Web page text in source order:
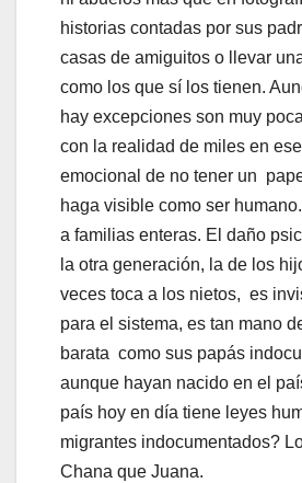
historias contadas por sus
casas de amiguitos o llevar
como los que sí los tienen.
hay excepciones son muy
con la realidad de miles en
emocional de no tener un
haga visible como ser
a familias enteras. El daño
la otra generación, la de los
veces toca a los nietos, es
para el sistema, es tan mano
barata como sus papás
aunque hayan nacido en el
país hoy en día tiene leyes
migrantes indocumentados?
Chana que Juana.